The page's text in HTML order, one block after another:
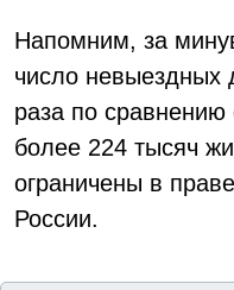
Напомним, за
число невыездных
раза по
более 224 тысяч
ограничены в
России.